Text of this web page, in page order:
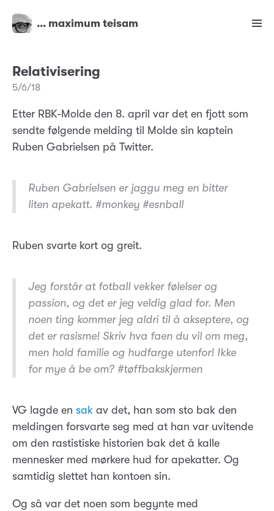
… maximum teisam
Relativisering
5/6/18
Etter RBK-Molde den 8. april var det en fjott som
sendte følgende melding til Molde sin kaptein
Ruben Gabrielsen på Twitter.
Ruben Gabrielsen er jaggu meg en bitter
liten apekatt. #monkey #esnball
Ruben svarte kort og greit.
Jeg forstår at fotball vekker følelser og
passion, og det er jeg veldig glad for. Men
noen ting kommer jeg aldri til å akseptere, og
det er rasisme! Skriv hva faen du vil om meg,
men hold familie og hudfarge utenfor! Ikke
for mye å be om? #tøffbakskjermen
VG lagde en sak av det, han som sto bak den
meldingen forsvarte seg med at han var uvitende
om den rastistiske historien bak det å kalle
mennesker med mørkere hud for apekatter. Og
samtidig slettet han kontoen sin.
Og så var det noen som begynte med